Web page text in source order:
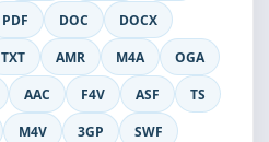
PDF DOC
DOCX
TXT AMR M4A
OGA
AAC F4V ASF
TS
M4V 3GP
SWF